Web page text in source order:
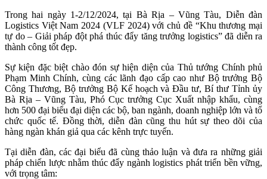
Trong hai ngày 1-2/12/2024, tại Bà Rịa – Vũng Tàu, Diễn đàn
Logistics Việt Nam 2024 (VLF 2024) với chủ đề “Khu thương mại
tự do – Giải pháp đột phá thúc đẩy tăng trưởng logistics” đã diễn ra
thành công tốt đẹp.
Sự kiện đặc biệt chào đón sự hiện diện của Thủ tướng Chính phủ
Phạm Minh Chính, cùng các lãnh đạo cấp cao như Bộ trưởng Bộ
Công Thương, Bộ trưởng Bộ Kế hoạch và Đầu tư, Bí thư Tỉnh ủy
Bà Rịa – Vũng Tàu, Phó Cục trưởng Cục Xuất nhập khẩu, cùng
hơn 500 đại biểu đại diện các bộ, ban ngành, doanh nghiệp lớn và tổ
chức quốc tế. Đồng thời, diễn đàn cũng thu hút sự theo dõi của
hàng ngàn khán giả qua các kênh trực tuyến.
Tại diễn đàn, các đại biểu đã cùng thảo luận và đưa ra những giải
pháp chiến lược nhằm thúc đẩy ngành logistics phát triển bền vững,
với trọng tâm: